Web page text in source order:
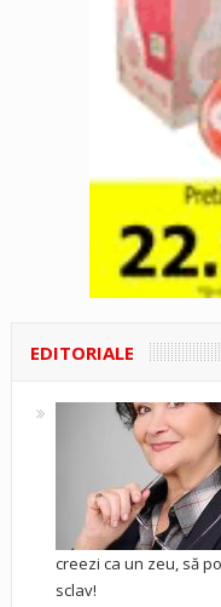
EDITORIALE
creezi ca un zeu, să
sclav!